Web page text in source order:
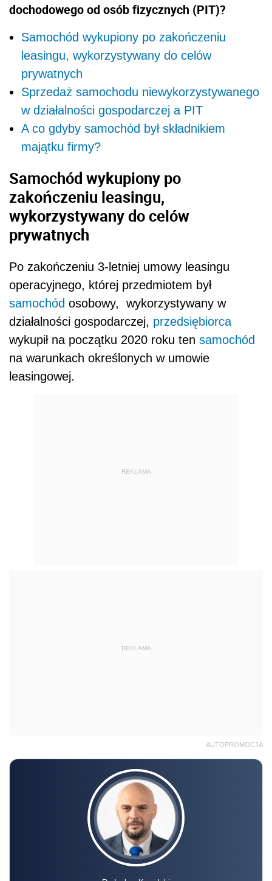
dochodowego od osób fizycznych (PIT)?
Samochód wykupiony po zakończeniu
leasingu, wykorzystywany do celów
prywatnych
Sprzedaż samochodu niewykorzystywanego
w działalności gospodarczej a PIT
A co gdyby samochód był składnikiem
majątku firmy?
Samochód wykupiony po
zakończeniu leasingu,
wykorzystywany do celów
prywatnych
Po zakończeniu 3-letniej umowy leasingu
operacyjnego, której przedmiotem był
samochód osobowy, wykorzystywany w
działalności gospodarczej, przedsiębiorca
wykupił na początku 2020 roku ten samochód
na warunkach określonych w umowie
leasingowej.
REKLAMA
REKLAMA
AUTOPROMOCJA